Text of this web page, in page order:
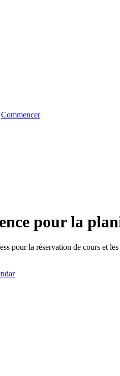
Commencer
pour la
pour la réservation de cours et